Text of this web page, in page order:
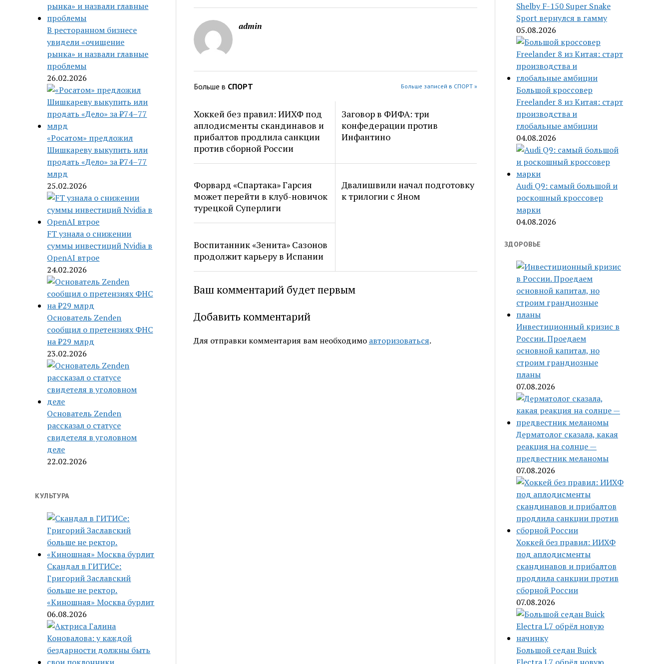
В ресторанном бизнесе
увидели «очищение
рынка» и назвали главные
проблемы
26.02.2026
«Росатом» предложил
Шишкареву выкупить или
продать «Дело» за ₽74–77
млрд
25.02.2026
FT узнала о снижении
суммы инвестиций Nvidia в
OpenAI втрое
24.02.2026
Основатель Zenden
сообщил о претензиях ФНС
на ₽29 млрд
23.02.2026
Основатель Zenden
рассказал о статусе
свидетеля в уголовном
деле
22.02.2026
КУЛЬТУРА
Скандал в ГИТИСе:
Григорий Заславский
больше не ректор.
«Киношная» Москва бурлит
06.08.2026
admin
Больше в СПОРТ Больше записей в СПОРТ »
Хоккей без правил: ИИХФ под
аплодисменты скандинавов и
прибалтов продлила санкции
против сборной России
Заговор в ФИФА: три
конфедерации против
Инфантино
Форвард «Спартака» Гарсия
может перейти в клуб-новичок
турецкой Суперлиги
Двалишвили начал подготовку
к трилогии с Яном
Воспитанник «Зенита» Сазонов
продолжит карьеру в Испании
Ваш комментарий будет первым
Добавить комментарий
Для отправки комментария вам необходимо авторизоваться.
Shelby F-150 Super Snake
Sport вернулся в гамму
05.08.2026
Большой кроссовер
Freelander 8 из Китая: старт
производства и
глобальные амбиции
04.08.2026
Audi Q9: самый большой и
роскошный кроссовер
марки
04.08.2026
ЗДОРОВЬЕ
Инвестиционный кризис в
России. Проедаем
основной капитал, но
строим грандиозные
планы
07.08.2026
Дерматолог сказала, какая
реакция на солнце —
предвестник меланомы
07.08.2026
Хоккей без правил: ИИХФ
под аплодисменты
скандинавов и прибалтов
продлила санкции против
сборной России
07.08.2026
Большой седан Buick